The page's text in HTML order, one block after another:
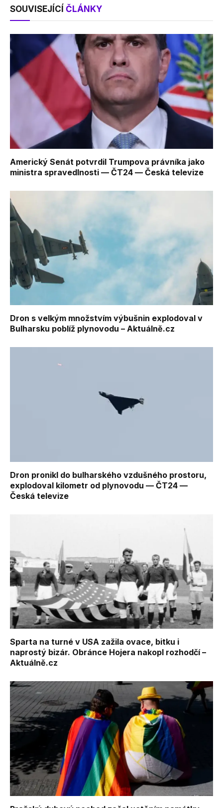
SOUVISEJÍCÍ ČLÁNKY
Americký Senát potvrdil Trumpova právníka jako
ministra spravedlnosti — ČT24 — Česká televize
Dron s velkým množstvím výbušnin explodoval v
Bulharsku poblíž plynovodu – Aktuálně.cz
Dron pronikl do bulharského vzdušného prostoru,
explodoval kilometr od plynovodu — ČT24 —
Česká televize
Sparta na turné v USA zažila ovace, bitku i
naprostý bizár. Obránce Hojera nakopl rozhodčí –
Aktuálně.cz